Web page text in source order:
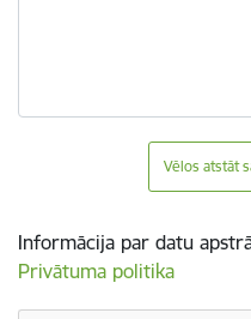
Vēlos atstāt
Informācija par datu
Privātuma politika